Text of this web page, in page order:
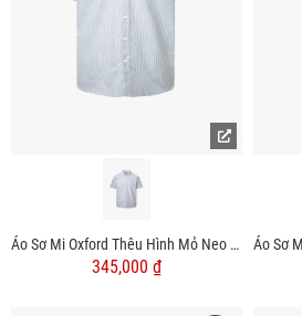
Áo Sơ Mi Oxford Thêu Hình Mỏ Neo 4M Form Regular SM185
345,000 ₫